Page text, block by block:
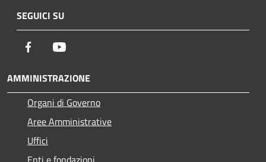
SEGUICI SU
Facebook
AMMINISTRAZIONE
Organi di Governo
Aree Amministrative
Uffici